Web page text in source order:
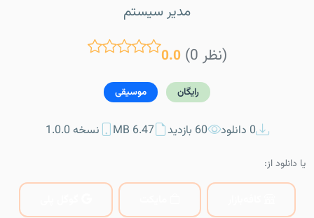
مدیر سیستم
0.0 (0 نظر)
رایگان موسیقی
0 دانلود 60 بازدید 6.47 MB نسخه 1.0.0
یا دانلود از: